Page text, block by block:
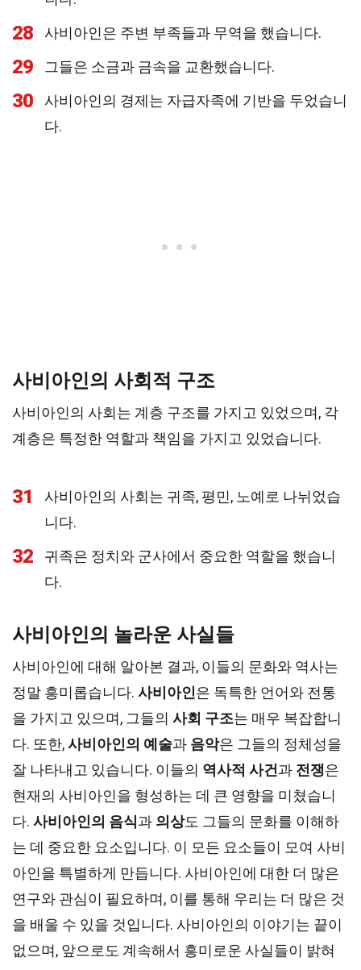
28 사비아인은 주변 부족들과 무역을 했습니다.
29 그들은 소금과 금속을 교환했습니다.
30
사비아인의 경제는 자급자족에 기반을 두었습니
다.
사비아인의 사회적 구조
사비아인의 사회는 계층 구조를 가지고 있었으며, 각
계층은 특정한 역할과 책임을 가지고 있었습니다.
31
사비아인의 사회는 귀족, 평민, 노예로 나뉘었습
니다.
32
귀족은 정치와 군사에서 중요한 역할을 했습니
다.
사비아인의 놀라운 사실들
사비아인에 대해 알아본 결과, 이들의 문화와 역사는
정말 흥미롭습니다. 사비아인은 독특한 언어와 전통
을 가지고 있으며, 그들의 사회 구조는 매우 복잡합니
다. 또한,사비아인의 예술과 음악은 그들의 정체성을
잘 나타내고 있습니다. 이들의 역사적 사건과 전쟁은
현재의 사비아인을 형성하는 데 큰 영향을 미쳤습니
다. 사비아인의 음식과 의상도 그들의 문화를 이해하
는 데 중요한 요소입니다. 이 모든 요소들이 모여 사비
아인을 특별하게 만듭니다. 사비아인에 대한 더 많은
연구와 관심이 필요하며, 이를 통해 우리는 더 많은 것
을 배울 수 있을 것입니다. 사비아인의 이야기는 끝이
없으며, 앞으로도 계속해서 흥미로운 사실들이 밝혀